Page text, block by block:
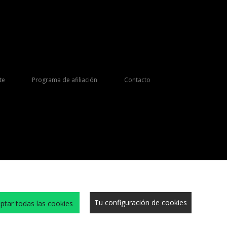
Programa de afiliación Contacto
y condiciones Cookies Trabaja con nosotros Sitio Seguro Privacidad
Tu configuración de cookies
todas las cookies